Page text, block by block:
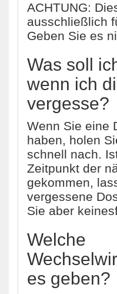
ACHTUNG:
ausschließlich
Geben Sie es
Was soll
wenn ich
vergesse?
Wenn Sie eine
haben, holen
schnell nach.
Zeitpunkt der
gekommen,
vergessene
Sie aber
Welche
es geben?